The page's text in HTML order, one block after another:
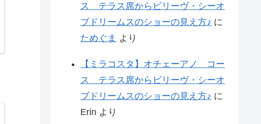
ス テラス席からビリーヴ・シーオ
ブドリームスのショーの見え方♪ に
ためぐま より
【ミラコスタ】オチェーアノ コー
ス テラス席からビリーヴ・シーオ
ブドリームスのショーの見え方♪ に
Erin より